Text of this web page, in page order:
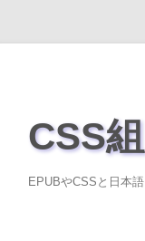
CSS
EPUBやCSSと日本